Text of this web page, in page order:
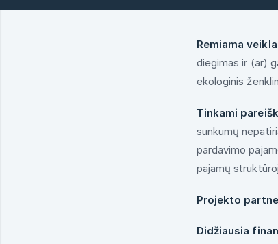
Remiama
diegimas ir (ar)
ekologinis
Tinkami
sunkumų
pardavimo
pajamų
Projekto
Didžiausia